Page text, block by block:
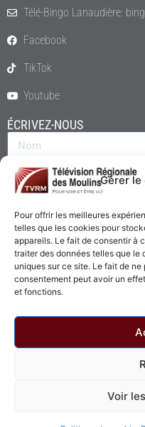
Gérer le
Pour offrir les meilleures
telles que les cookies pour
appareils. Le fait de consentir à
traiter des données telles que le
uniques sur ce site. Le fait de
consentement peut avoir un
et fonctions.
Voir
Télé-Bingo Lanaudière:
Facebook
TikTok
Youtube
ÉCRIVEZ-NOUS
© 2026 - Télévision Régionale des